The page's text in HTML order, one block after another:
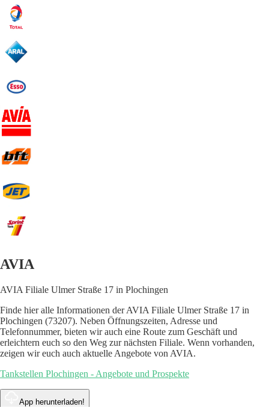
AVIA
AVIA Filiale Ulmer Straße 17 in Plochingen
Finde hier alle Informationen der AVIA Filiale Ulmer Straße 17 in
Plochingen (73207). Neben Öffnungszeiten, Adresse und
Telefonnummer, bieten wir auch eine Route zum Geschäft und
erleichtern euch so den Weg zur nächsten Filiale. Wenn vorhanden,
zeigen wir euch auch aktuelle Angebote von AVIA.
Tankstellen Plochingen - Angebote und Prospekte
App herunterladen!